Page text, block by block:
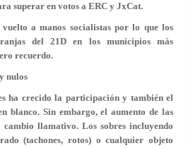
superar en votos a ERC y JxCat.
a manos socialistas por lo que los
del 21D en los municipios más
recuerdo.
nulos
ha crecido la participación y también el
blanco. Sin embargo, el aumento de las
llamativo. Los sobres incluyendo
(tachones, rotos) o cualquier objeto